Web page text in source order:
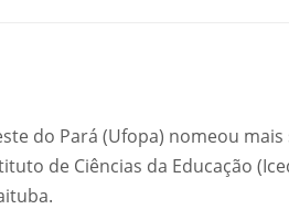
do Pará (Ufopa) nomeou mais
de Ciências da Educação